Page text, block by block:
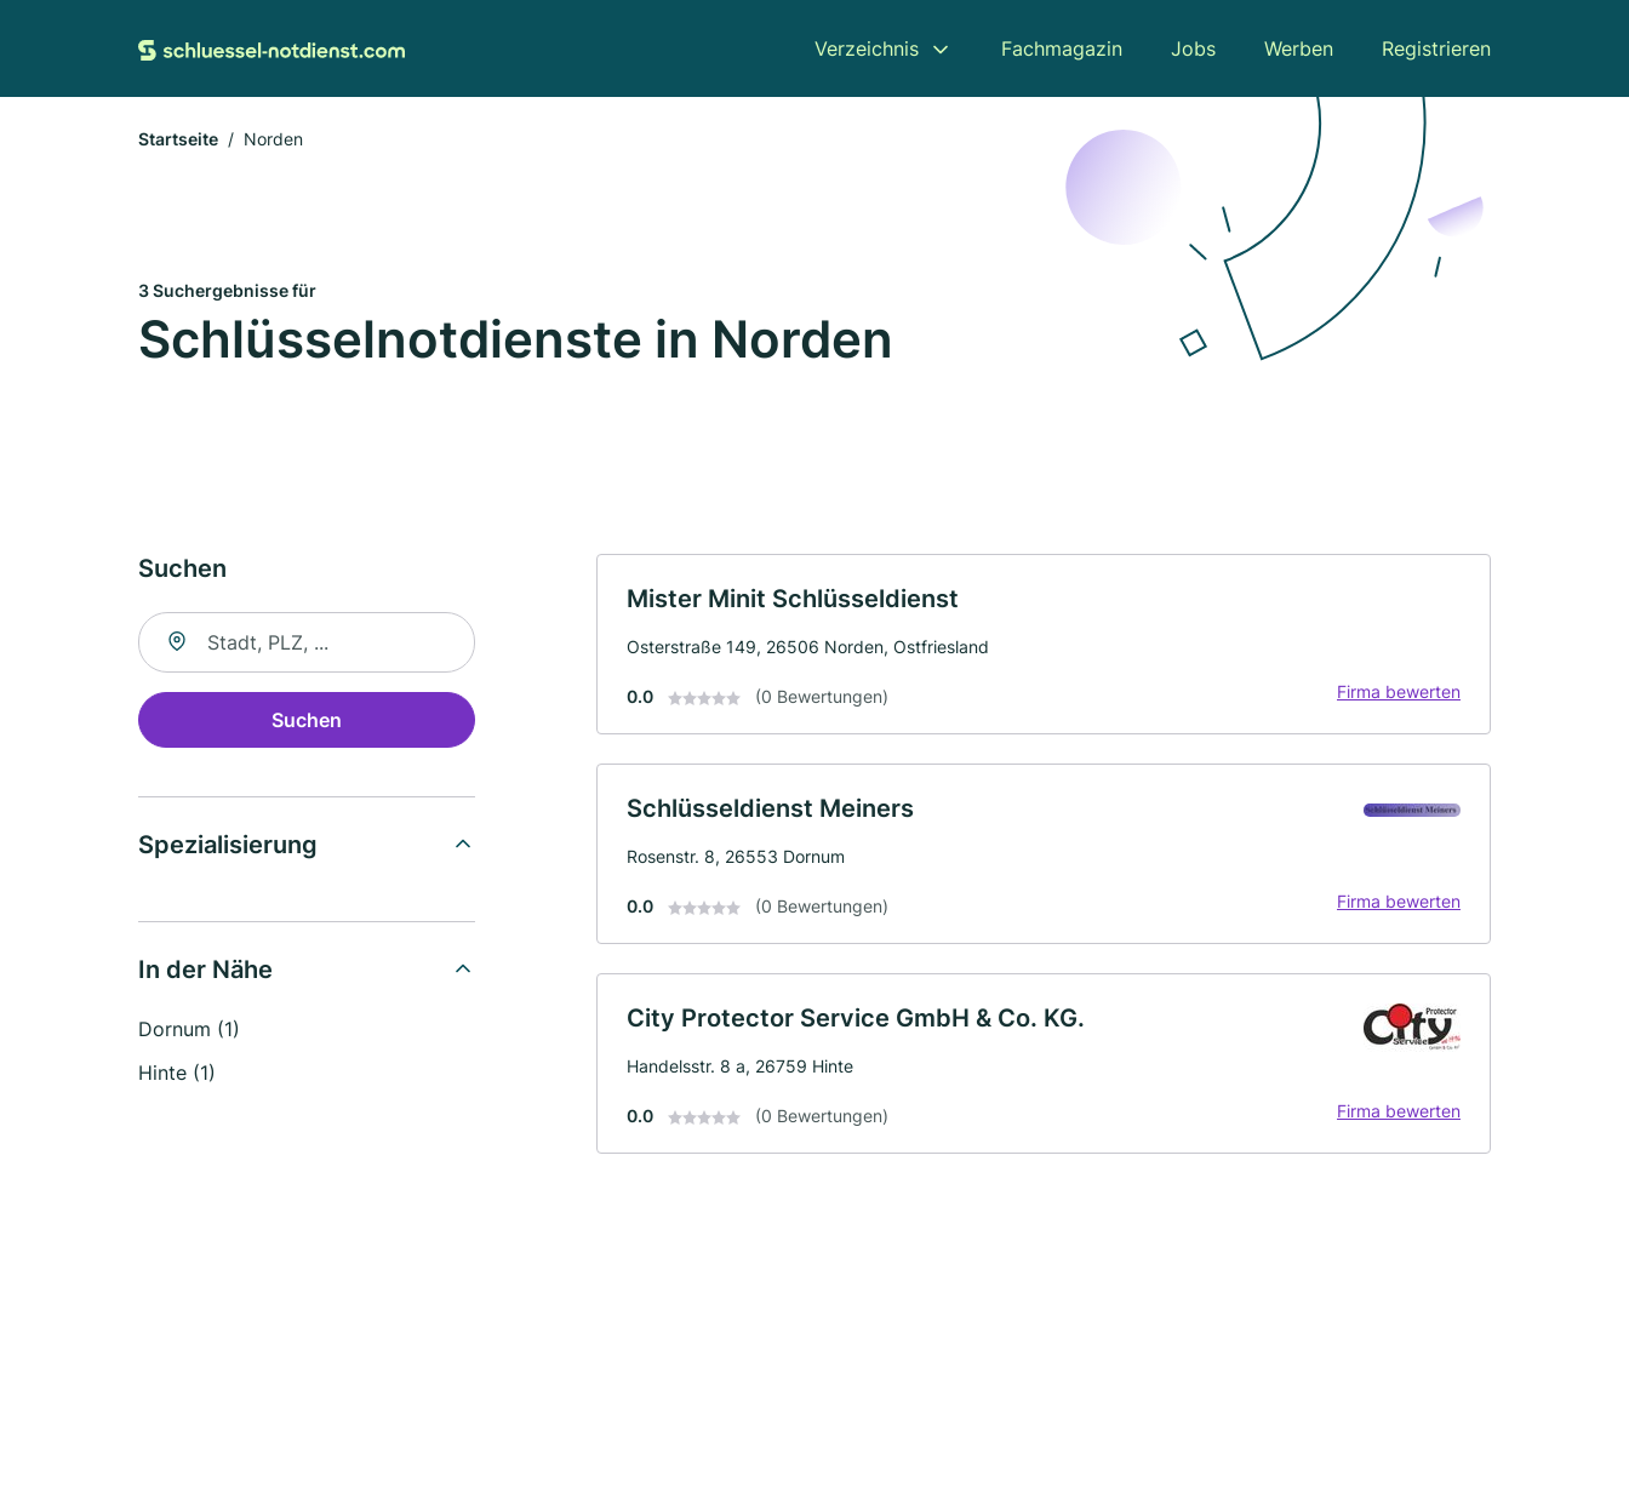
Verzeichnis Fachmagazin Jobs Werben Registrieren
Startseite Norden
3 Suchergebnisse für
Schlüsselnotdienste in Norden
Suchen
Suche nach Ort
Suchen
Spezialisierung
In der Nähe
Dornum (1)
Hinte (1)
Mister Minit Schlüsseldienst
Osterstraße 149, 26506 Norden, Ostfriesland
0.0 (0 Bewertungen) Firma bewerten
Schlüsseldienst Meiners
Rosenstr. 8, 26553 Dornum
0.0 (0 Bewertungen) Firma bewerten
City Protector Service GmbH & Co. KG.
Handelsstr. 8 a, 26759 Hinte
0.0 (0 Bewertungen) Firma bewerten